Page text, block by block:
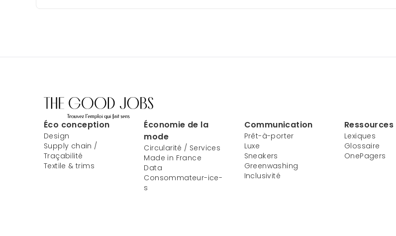
Éco conception
Design
Supply chain /
Traçabilité
Textile & trims
Économie de la
mode
Circularité / Services
Made in France
Data
Consommateur-ice-
s
Communication
Prêt-à-porter
Luxe
Sneakers
Greenwashing
Inclusivité
Ressources
Lexiques
Glossaire
OnePagers